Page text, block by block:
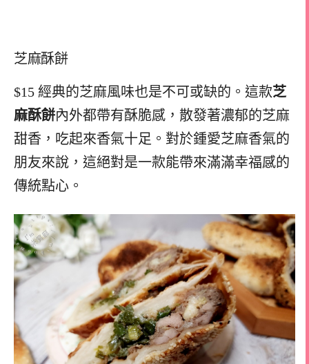
芝麻酥餅
$15 經典的芝麻風味也是不可或缺的。這款芝
麻酥餅內外都帶有酥脆感，散發著濃郁的芝麻
甜香，吃起來香氣十足。對於鍾愛芝麻香氣的
朋友來說，這絕對是一款能帶來滿滿幸福感的
傳統點心。